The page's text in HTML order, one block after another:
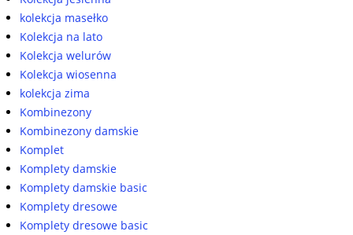
kolekcja masełko
Kolekcja na lato
Kolekcja welurów
Kolekcja wiosenna
kolekcja zima
Kombinezony
Kombinezony damskie
Komplet
Komplety damskie
Komplety damskie basic
Komplety dresowe
Komplety dresowe basic